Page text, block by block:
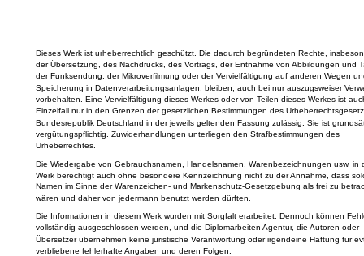
Dieses Werk ist urheberrechtlich geschützt. Die dadurch begründeten Rechte,
der Übersetzung, des Nachdrucks, des Vortrags, der Entnahme von Abbildungen und
der Funksendung, der Mikroverfilmung oder der Vervielfältigung auf anderen Wegen
Speicherung in Datenverarbeitungsanlagen, bleiben, auch bei nur auszugsweiser
vorbehalten. Eine Vervielfältigung dieses Werkes oder von Teilen dieses Werkes ist
Einzelfall nur in den Grenzen der gesetzlichen Bestimmungen des
Bundesrepublik Deutschland in der jeweils geltenden Fassung zulässig. Sie ist
vergütungspflichtig. Zuwiderhandlungen unterliegen den Strafbestimmungen des
Urheberrechtes.
Die Wiedergabe von Gebrauchsnamen, Handelsnamen, Warenbezeichnungen usw. in
Werk berechtigt auch ohne besondere Kennzeichnung nicht zu der Annahme, dass
Namen im Sinne der Warenzeichen- und Markenschutz-Gesetzgebung als frei zu
wären und daher von jedermann benutzt werden dürften.
Die Informationen in diesem Werk wurden mit Sorgfalt erarbeitet. Dennoch können
vollständig ausgeschlossen werden, und die Diplomarbeiten Agentur, die Autoren oder
Übersetzer übernehmen keine juristische Verantwortung oder irgendeine Haftung für
verbliebene fehlerhafte Angaben und deren Folgen.